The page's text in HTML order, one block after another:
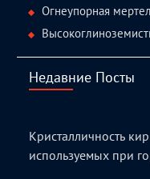
Огнеупорная
Недавние Посты
Кристалличность
используемых при